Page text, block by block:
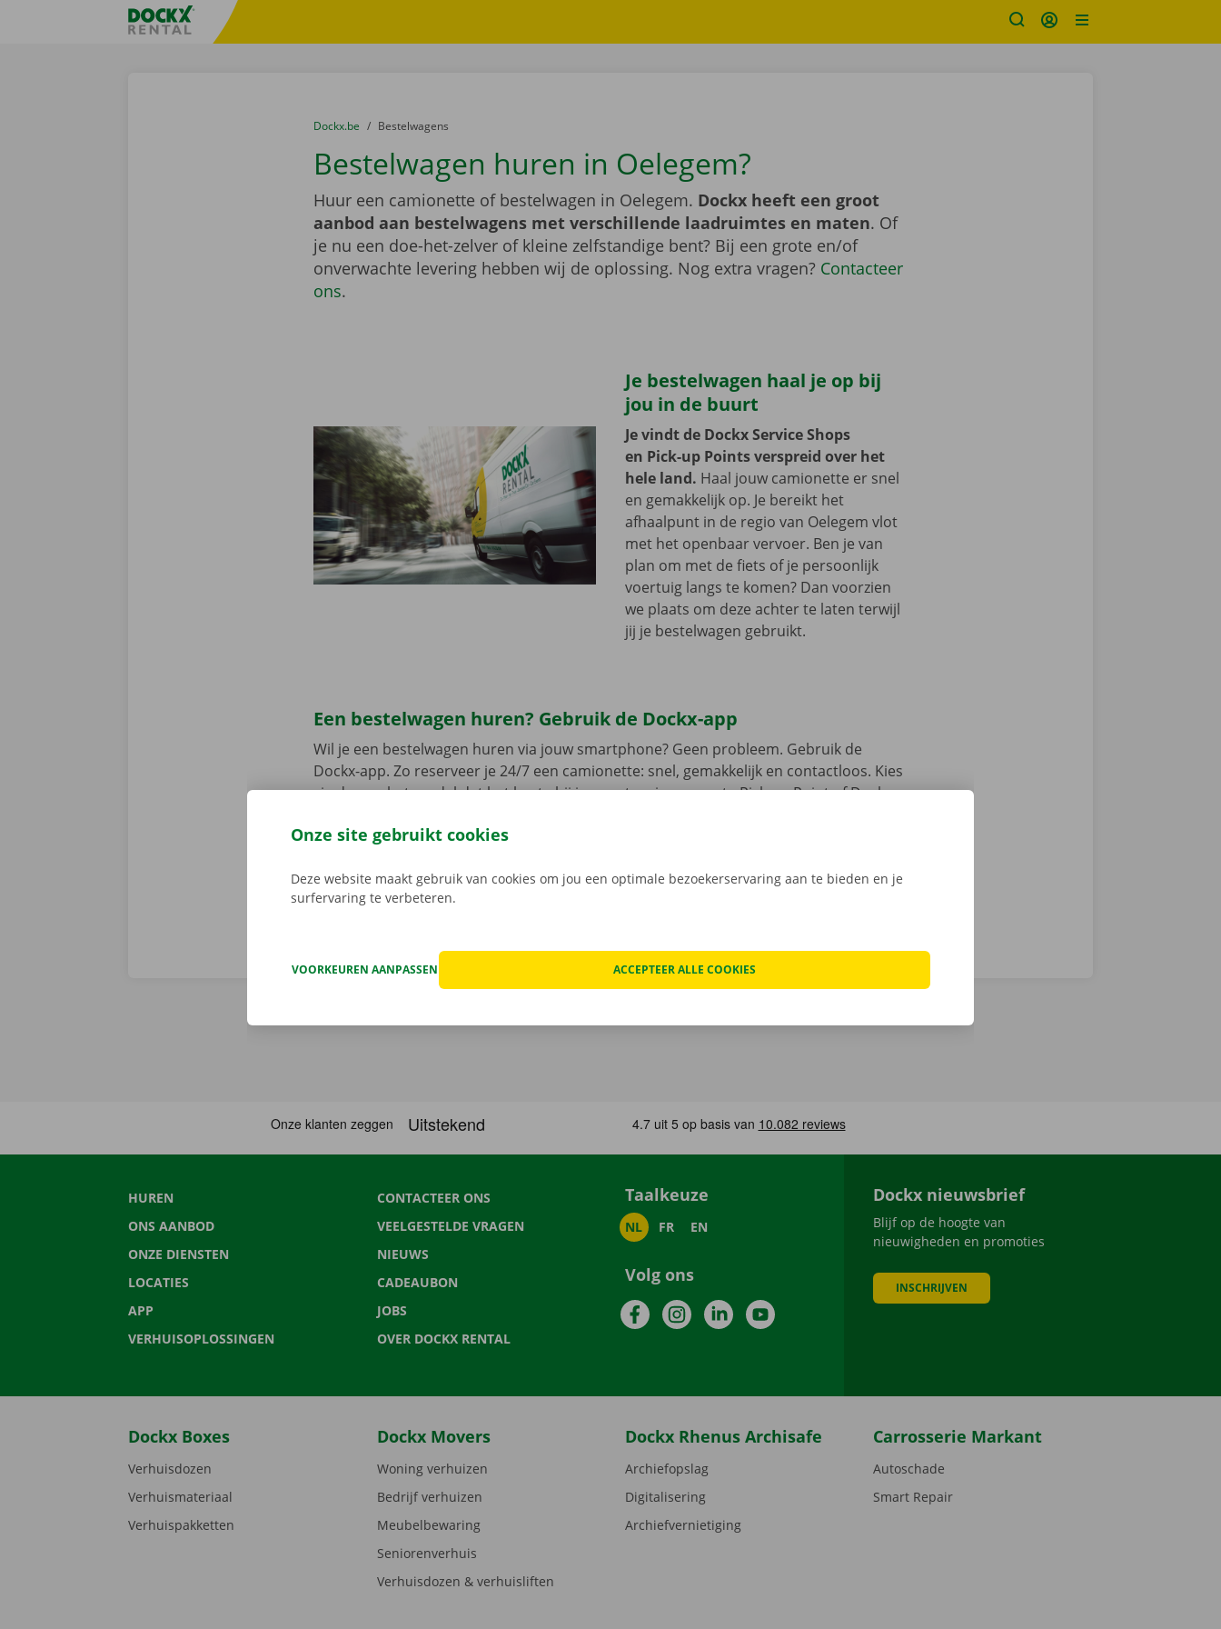
Taalselectie overslaanFratello DEMO
U bevindt zich hier:
van
Dockx.be naar
Bestelwagens
Bestelwagen huren in Oelegem?
Huur een camionette of bestelwagen in Oelegem. Dockx heeft een groot
aanbod aan bestelwagens met verschillende laadruimtes en maten. Of
je nu een doe-het-zelver of kleine zelfstandige bent? Bij een grote en/of
onverwachte levering hebben wij de oplossing. Nog extra vragen? Contacteer
ons.
Je bestelwagen haal je op bij
jou in de buurt
Je vindt de Dockx Service Shops
en Pick-up Points verspreid over het
hele land. Haal jouw camionette er snel
en gemakkelijk op. Je bereikt het
afhaalpunt in de regio van Oelegem vlot
met het openbaar vervoer. Ben je van
plan om met de fiets of je persoonlijk
voertuig langs te komen? Dan voorzien
we plaats om deze achter te laten terwijl
jij je bestelwagen gebruikt.
Een bestelwagen huren? Gebruik de Dockx-app
Wil je een bestelwagen huren via jouw smartphone? Geen probleem. Gebruik de
Dockx-app. Zo reserveer je 24/7 een camionette: snel, gemakkelijk en contactloos. Kies
via de app het model dat het beste bij jou past en je gewenste Pick-up Point of Dockx
sleutel. Download de gratis app voor
HUREN
ONS AANBOD
ONZE DIENSTEN
LOCATIES
APP
VERHUISOPLOSSINGEN
CONTACTEER ONS
VEELGESTELDE VRAGEN
NIEUWS
CADEAUBON
JOBS
OVER DOCKX RENTAL
Taalkeuze
NL FR EN
Volg ons
FacebookInstagramLinkedInYouTube
Dockx nieuwsbrief
Blijf op de hoogte van
nieuwigheden en promoties
INSCHRIJVEN
Dockx Boxes
Verhuisdozen
Verhuismateriaal
Verhuispakketten
Dockx Movers
Woning verhuizen
Bedrijf verhuizen
Meubelbewaring
Seniorenverhuis
Verhuisdozen & verhuisliften
Dockx Rhenus Archisafe
Archiefopslag
Digitalisering
Archiefvernietiging
Carrosserie Markant
Autoschade
Smart Repair
Onze site gebruikt cookies
Deze website maakt gebruik van cookies om jou een optimale bezoekerservaring aan te bieden en je
surfervaring te verbeteren.
VOORKEUREN AANPASSEN ACCEPTEER ALLE COOKIES